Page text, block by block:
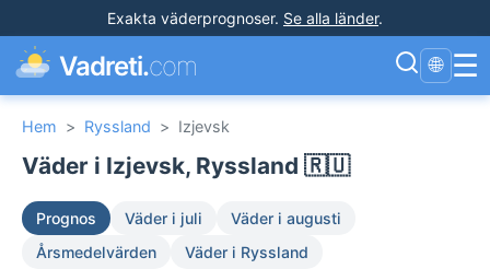
Exakta väderprognoser. Se alla länder.
Vadreti.com 🌐 ☰
Hem > Ryssland > Izjevsk
Väder i Izjevsk, Ryssland 🇷🇺
Prognos Väder i juli
Väder i augusti
Årsmedelvärden
Väder i Ryssland